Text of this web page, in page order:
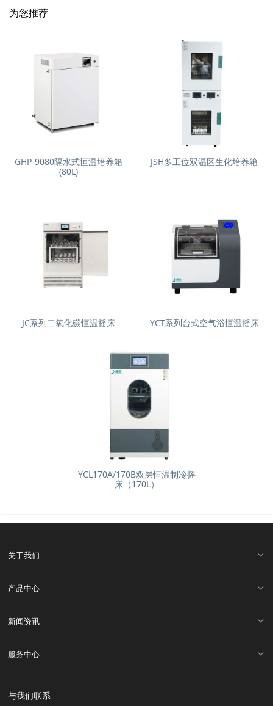
为您推荐
GHP-9080隔水式恒温培养箱
(80L)
JSH多工位双温区生化培养箱
JC系列二氧化碳恒温摇床 YCT系列台式空气浴恒温摇床
YCL170A/170B双层恒温制冷摇
床（170L）
关于我们
产品中心
新闻资讯
服务中心
与我们联系